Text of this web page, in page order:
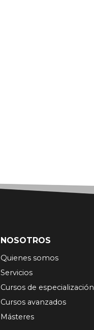
NOSOTROS
Quienes somos
Servicios
Cursos de especialización
Cursos avanzados
Másteres